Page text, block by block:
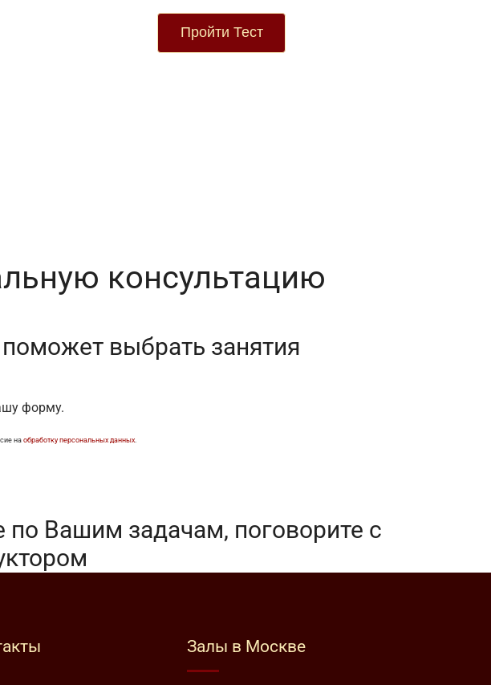
Пройти Тест
консультацию
выбрать занятия
форму.
на обработку персональных данных.
по Вашим задачам, поговорите с
Залы в Москве